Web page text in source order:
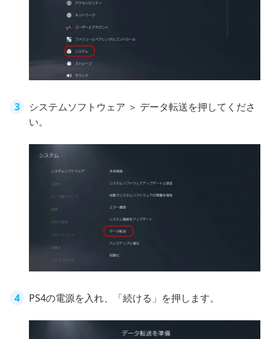
システムソフトウェア ＞ データ転送を押してくださ
い。
PS4の電源を入れ、「続ける」を押します。